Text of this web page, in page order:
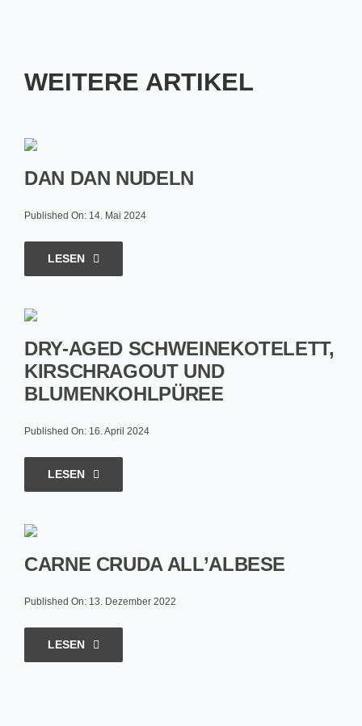
WEITERE ARTIKEL
DAN DAN NUDELN
Published On: 14. Mai 2024
LESEN
DRY-AGED SCHWEINEKOTELETT,
KIRSCHRAGOUT UND
BLUMENKOHLPÜREE
Published On: 16. April 2024
LESEN
CARNE CRUDA ALL’ALBESE
Published On: 13. Dezember 2022
LESEN